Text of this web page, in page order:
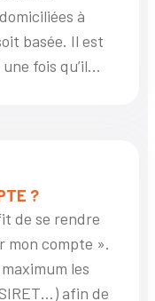
à
basée. Il est
fois qu’il...
?
de se rendre
mon compte ».
les
afin de